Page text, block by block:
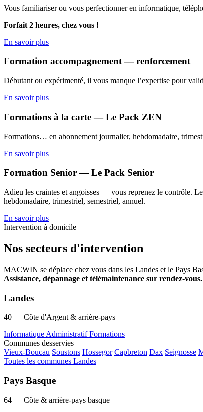
Vous familiariser ou vous perfectionner en informatique,
Forfait 2 heures, chez vous !
En savoir plus
Formation accompagnement — renforcement
Débutant ou expérimenté, il vous manque l’expertise pour
En savoir plus
Formations à la carte — Le Pack ZEN
Formations… en abonnement journalier, hebdomadaire,
En savoir plus
Formation Senior — Le Pack Senior
Adieu les craintes et angoisses — vous reprenez le contrôle.
hebdomadaire, trimestriel, semestriel, annuel.
En savoir plus
Intervention à domicile
Nos secteurs d'intervention
MACWIN se déplace chez vous dans les Landes et le Pays
Assistance, dépannage et télémaintenance sur rendez-vous.
Landes
40 — Côte d'Argent & arrière-pays
Informatique AdministratifFormations
Communes desservies
Vieux-Boucau Soustons Hossegor Capbreton Dax Seignosse
Toutes les communes Landes
Pays Basque
64 — Côte & arrière-pays basque